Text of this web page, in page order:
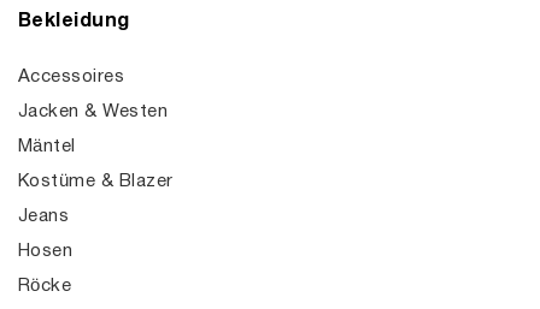
Bekleidung
Accessoires
Jacken & Westen
Mäntel
Kostüme & Blazer
Jeans
Hosen
Röcke